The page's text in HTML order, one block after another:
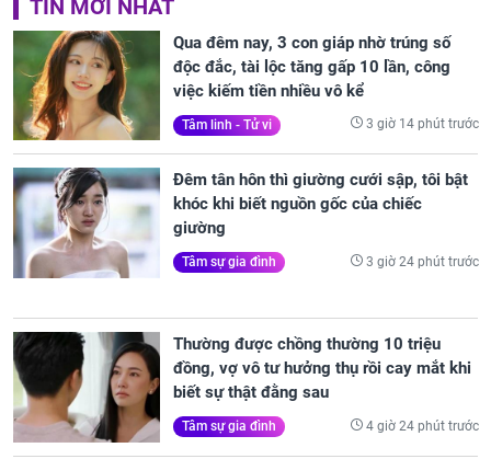
TIN MỚI NHẤT
Qua đêm nay, 3 con giáp nhờ trúng số
độc đắc, tài lộc tăng gấp 10 lần, công
việc kiếm tiền nhiều vô kể
Tâm linh - Tử vi 3 giờ 14 phút trước
Đêm tân hôn thì giường cưới sập, tôi bật
khóc khi biết nguồn gốc của chiếc
giường
Tâm sự gia đình 3 giờ 24 phút trước
Thường được chồng thường 10 triệu
đồng, vợ vô tư hưởng thụ rồi cay mắt khi
biết sự thật đằng sau
Tâm sự gia đình 4 giờ 24 phút trước